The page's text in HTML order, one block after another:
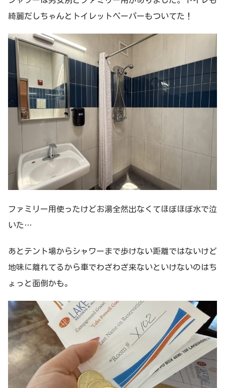
綺麗だしちゃんとトイレットペーパーもついてた！
ファミリー用使ったけどお湯全然出なくてほぼほぼ水で泣
いた…
あとテント場からシャワーまで歩けない距離ではないけど
地味に離れてるから車でわざわざ来ないといけないのはち
ょっと面倒かも。